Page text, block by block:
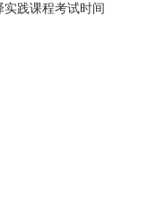
践课程考试时间